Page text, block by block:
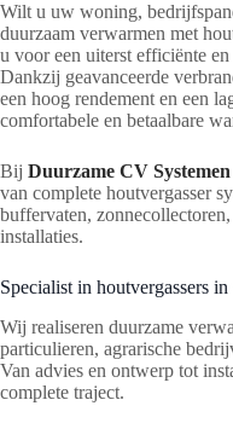
Wilt u uw woning,
duurzaam verwarmen met
u voor een uiterst efficiënte
Dankzij geavanceerde
een hoog rendement en een
comfortabele en betaalbare
Bij Duurzame CV Systemen
van complete houtvergasser
buffervaten,
installaties.
Specialist in houtvergassers
Wij realiseren duurzame
particulieren, agrarische
Van advies en ontwerp tot
complete traject.